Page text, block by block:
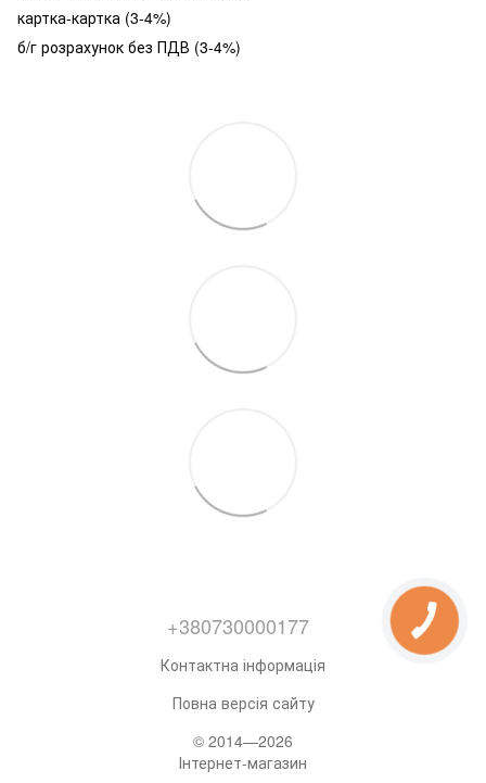
картка-картка (3-4%)
б/г розрахунок без ПДВ (3-4%)
+380730000177
Контактна інформація
Повна версія сайту
© 2014—2026
Інтернет-магазин